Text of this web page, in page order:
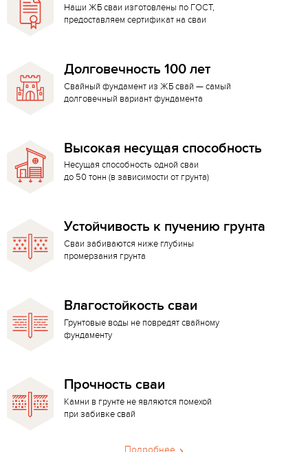
Наши ЖБ сваи изготовлены по ГОСТ,
предоставляем сертификат на сваи
Долговечность 100 лет
Свайный фундамент из ЖБ свай — самый
долговечный вариант фундамента
Высокая несущая способность
Несущая способность одной сваи
до 50 тонн (в зависимости от грунта)
Устойчивость к пучению грунта
Сваи забиваются ниже глубины
промерзания грунта
Влагостойкость сваи
Грунтовые воды не повредят свайному
фундаменту
Прочность сваи
Камни в грунте не являются помехой
при забивке свай
Подробнее